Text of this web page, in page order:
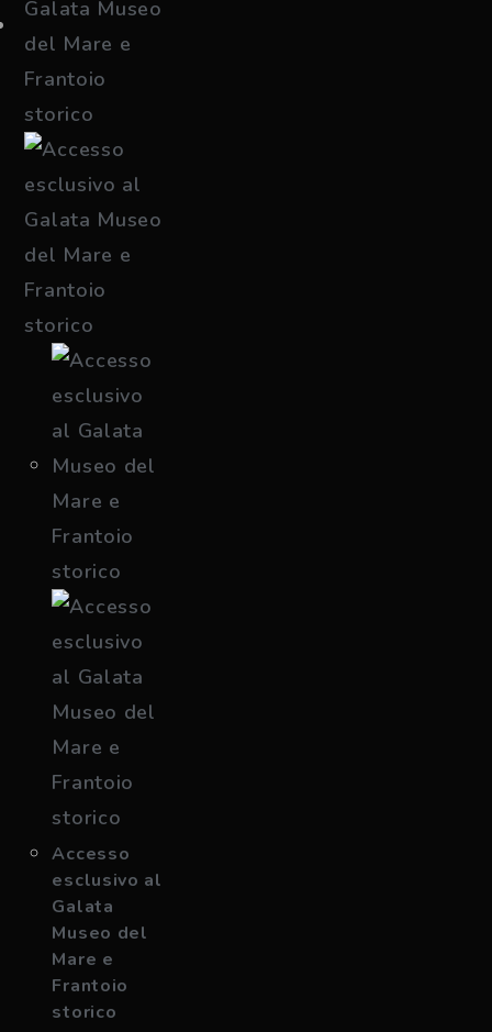
Accesso
esclusivo al
Galata
Museo del
Mare e
Frantoio
storico